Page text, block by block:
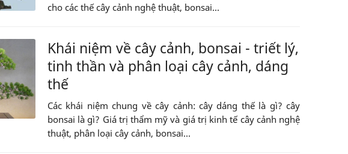
cho các thế cây cảnh nghệ thuật, bonsai...
Khái niệm về cây cảnh, bonsai - triết lý,
tinh thần và phân loại cây cảnh, dáng
thế
Các khái niệm chung về cây cảnh: cây dáng thế là gì? cây
bonsai là gì? Giá trị thẩm mỹ và giá trị kinh tế cây cảnh nghệ
thuật, phân loại cây cảnh, bonsai...